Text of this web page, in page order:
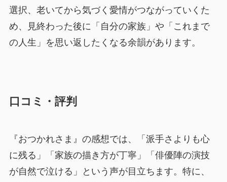
選択、老いてから気づく愛情がつながっていくた
め、見終わった後に「自分の家族」や「これまで
の人生」を思い返したくなる余韻があります。
口コミ・評判
『おつかれさま』の感想では、「派手さよりも心
に残る」「家族の描き方が丁寧」「俳優陣の演技
が自然で泣ける」という声が目立ちます。特に、